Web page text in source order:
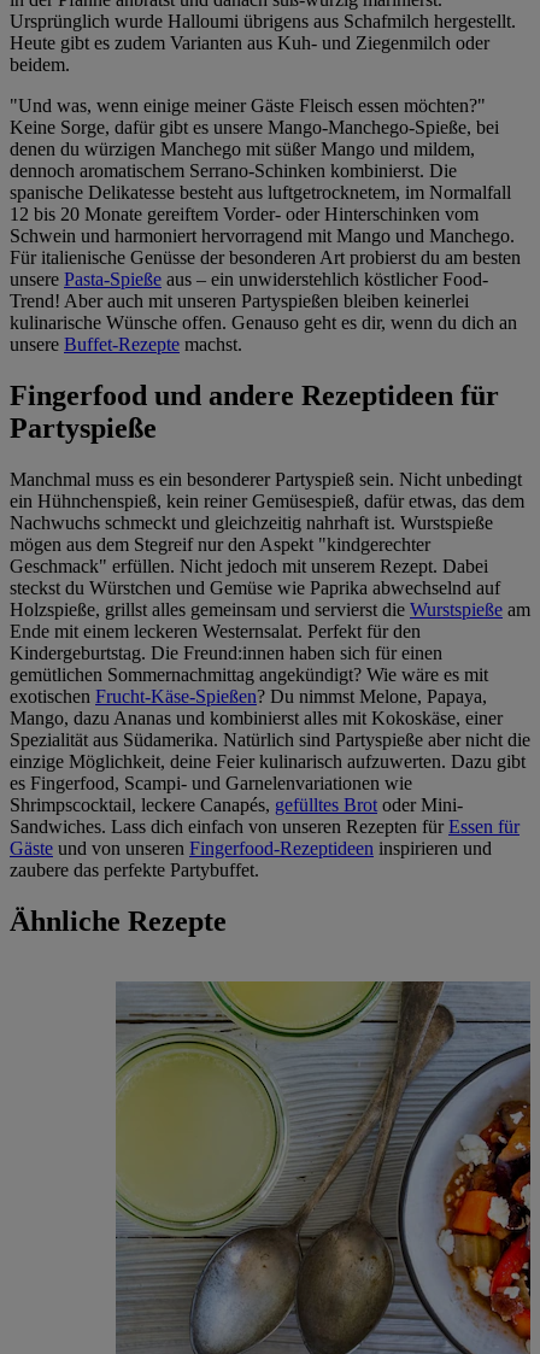
Ursprünglich wurde Halloumi übrigens aus Schafmilch hergestellt.
Heute gibt es zudem Varianten aus Kuh- und Ziegenmilch oder
beidem.
"Und was, wenn einige meiner Gäste Fleisch essen möchten?"
Keine Sorge, dafür gibt es unsere Mango-Manchego-Spieße, bei
denen du würzigen Manchego mit süßer Mango und mildem,
dennoch aromatischem Serrano-Schinken kombinierst. Die
spanische Delikatesse besteht aus luftgetrocknetem, im Normalfall
12 bis 20 Monate gereiftem Vorder- oder Hinterschinken vom
Schwein und harmoniert hervorragend mit Mango und Manchego.
Für italienische Genüsse der besonderen Art probierst du am besten
unsere Pasta-Spieße aus – ein unwiderstehlich köstlicher Food-
Trend! Aber auch mit unseren Partyspießen bleiben keinerlei
kulinarische Wünsche offen. Genauso geht es dir, wenn du dich an
unsere Buffet-Rezepte machst.
Fingerfood und andere Rezeptideen für
Partyspieße
Manchmal muss es ein besonderer Partyspieß sein. Nicht unbedingt
ein Hühnchenspieß, kein reiner Gemüsespieß, dafür etwas, das dem
Nachwuchs schmeckt und gleichzeitig nahrhaft ist. Wurstspieße
mögen aus dem Stegreif nur den Aspekt "kindgerechter
Geschmack" erfüllen. Nicht jedoch mit unserem Rezept. Dabei
steckst du Würstchen und Gemüse wie Paprika abwechselnd auf
Holzspieße, grillst alles gemeinsam und servierst die Wurstspieße am
Ende mit einem leckeren Westernsalat. Perfekt für den
Kindergeburtstag. Die Freund:innen haben sich für einen
gemütlichen Sommernachmittag angekündigt? Wie wäre es mit
exotischen Frucht-Käse-Spießen? Du nimmst Melone, Papaya,
Mango, dazu Ananas und kombinierst alles mit Kokoskäse, einer
Spezialität aus Südamerika. Natürlich sind Partyspieße aber nicht die
einzige Möglichkeit, deine Feier kulinarisch aufzuwerten. Dazu gibt
es Fingerfood, Scampi- und Garnelenvariationen wie
Shrimpscocktail, leckere Canapés, gefülltes Brot oder Mini-
Sandwiches. Lass dich einfach von unseren Rezepten fürEssen für
Gäste und von unseren Fingerfood-Rezeptideen inspirieren und
zaubere das perfekte Partybuffet.
Ähnliche Rezepte